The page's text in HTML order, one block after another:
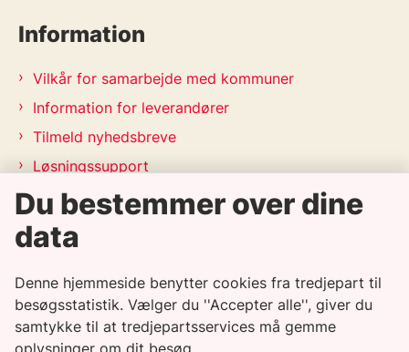
Information
Vilkår for samarbejde med kommuner
Information for leverandører
Tilmeld nyhedsbreve
Løsningssupport
Releasekalender
APV-handleplan 2026
Genveje
Informationssikkerhedspolitik
Du bestemmer over dine
data
Denne hjemmeside benytter cookies fra tredjepart til
besøgsstatistik. Vælger du ''Accepter alle'', giver du
samtykke til at tredjepartsservices må gemme
oplysninger om dit besøg.